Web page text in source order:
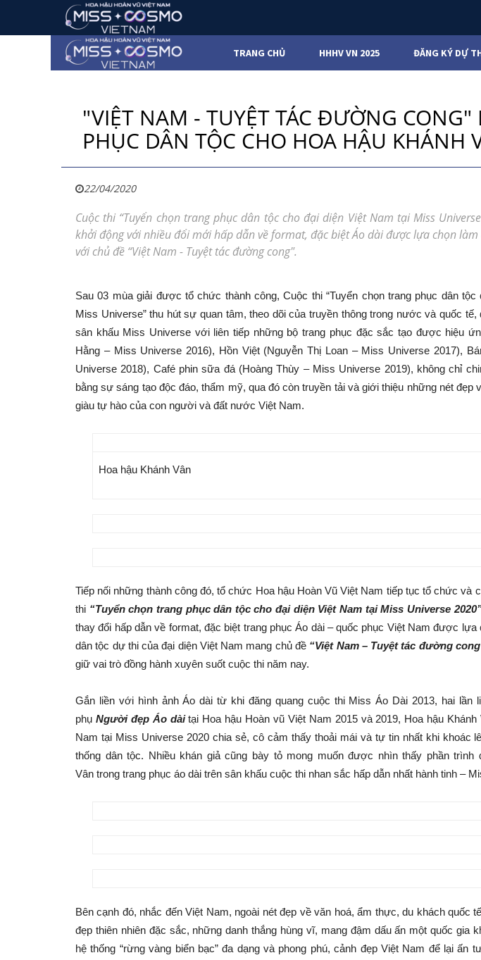
TRANG CHỦ HHHV VN 2025 ĐĂNG KÝ DỰ
"VIỆT NAM - TUYỆT TÁC ĐƯỜNG
PHỤC DÂN TỘC CHO HOA HẬU KHÁNH
22/04/2020
Cuộc thi “Tuyển chọn trang phục dân tộc cho đại diện Việt Nam tại Miss
khởi động với nhiều đổi mới hấp dẫn về format, đặc biệt Áo dài được lựa chọn
với chủ đề “Việt Nam - Tuyệt tác đường cong".
Sau 03 mùa giải được tổ chức thành công, Cuộc thi “Tuyển chọn trang phục dân tộc
Miss Universe” thu hút sự quan tâm, theo dõi của truyền thông trong nước và quốc
sân khấu Miss Universe với liên tiếp những bộ trang phục đặc sắc tạo được hiệu
Hằng – Miss Universe 2016), Hồn Việt (Nguyễn Thị Loan – Miss Universe 2017),
Universe 2018), Café phin sữa đá (Hoàng Thùy – Miss Universe 2019), không chỉ
bằng sự sáng tạo độc đáo, thẩm mỹ, qua đó còn truyền tải và giới thiệu những nét đẹp
giàu tự hào của con người và đất nước Việt Nam.
Hoa hậu Khánh Vân
Tiếp nối những thành công đó, tổ chức Hoa hậu Hoàn Vũ Việt Nam tiếp tục tổ chức và
thi “Tuyển chọn trang phục dân tộc cho đại diện Việt Nam tại Miss Universe
thay đổi hấp dẫn về format, đặc biệt trang phục Áo dài – quốc phục Việt Nam được lựa
dân tộc dự thi của đại diện Việt Nam mang chủ đề “Việt Nam – Tuyệt tác đường
giữ vai trò đồng hành xuyên suốt cuộc thi năm nay.
Gắn liền với hình ảnh Áo dài từ khi đăng quang cuộc thi Miss Áo Dài 2013, hai lần
phụ Người đẹp Áo dàitại Hoa hậu Hoàn vũ Việt Nam 2015 và 2019, Hoa hậu
Nam tại Miss Universe 2020 chia sẻ, cô cảm thấy thoải mái và tự tin nhất khi khoác
thống dân tộc. Nhiều khán giả cũng bày tỏ mong muốn được nhìn thấy phần trình
Vân trong trang phục áo dài trên sân khấu cuộc thi nhan sắc hấp dẫn nhất hành tinh –
Bên cạnh đó, nhắc đến Việt Nam, ngoài nét đẹp về văn hoá, ẩm thực, du khách quốc
đẹp thiên nhiên đặc sắc, những danh thắng hùng vĩ, mang đậm dấu ấn một quốc gia
hệ thống “rừng vàng biển bạc” đa dạng và phong phú, cảnh đẹp Việt Nam để lại ấn